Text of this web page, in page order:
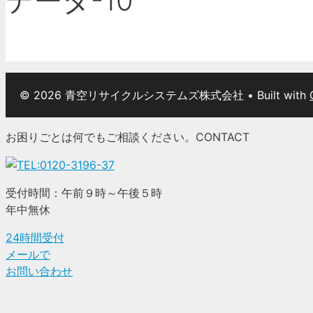
© 2026 青空リサイクルシステムズ株式会社 • Built with
お困りごとは何でもご相談ください。 CONTACT
受付時間：午前９時～午後５時
年中無休
24時間受付
メールで
お問い合わせ